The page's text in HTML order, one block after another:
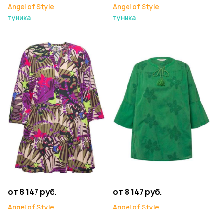
Angel of Style
туника
Angel of Style
туника
от 8 147 руб.
Angel of Style
от 8 147 руб.
Angel of Style